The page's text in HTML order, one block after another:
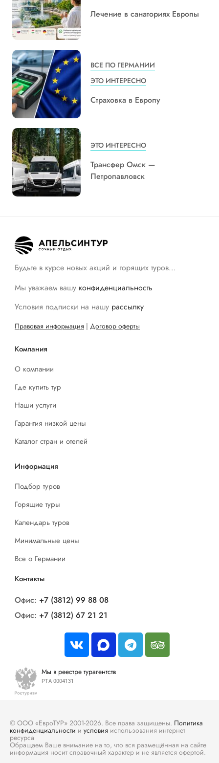
Лечение в санаториях Европы
ВСЕ ПО ГЕРМАНИИ
ЭТО ИНТЕРЕСНО
Страховка в Европу
ЭТО ИНТЕРЕСНО
Трансфер Омск —
Петропавловск
Будьте в курсе новых акций и горящих туров…
Мы уважаем вашу конфиденциальность
Условия подписки на нашу рассылку
Правовая информация | Договор оферты
Компания
О компании
Где купить тур
Наши услуги
Гарантия низкой цены
Каталог стран и отелей
Информация
Подбор туров
Горящие туры
Календарь туров
Минимальные цены
Все о Германии
Контакты
Офис: +7 (3812) 99 88 08
Офис: +7 (3812) 67 21 21
Мы в реестре турагентств
РТА 0004131
© ООО «ЕвроТУР» 2001-2026. Все права защищены. Политика
конфиденциальности и условия использования интернет
ресурса
Обращаем Ваше внимание на то, что вся размещённая на сайте
информация носит справочный характер и не является офертой.